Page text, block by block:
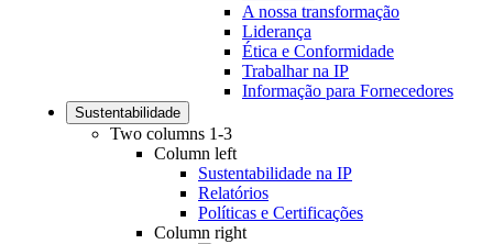
A nossa transformação
Liderança
Ética e Conformidade
Trabalhar na IP
Informação para Fornecedores
Sustentabilidade
Two columns 1-3
Column left
Sustentabilidade na IP
Relatórios
Políticas e Certificações
Column right